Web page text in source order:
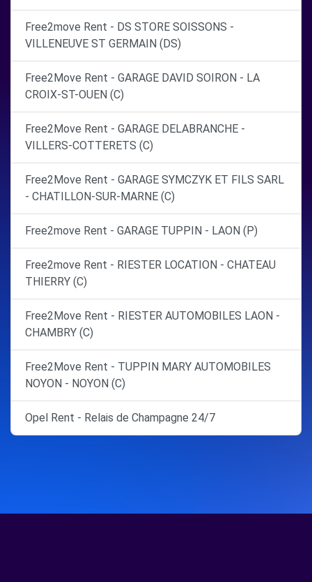
Free2move Rent - DS STORE SOISSONS -
VILLENEUVE ST GERMAIN (DS)
Free2Move Rent - GARAGE DAVID SOIRON - LA
CROIX-ST-OUEN (C)
Free2Move Rent - GARAGE DELABRANCHE -
VILLERS-COTTERETS (C)
Free2Move Rent - GARAGE SYMCZYK ET FILS SARL
- CHATILLON-SUR-MARNE (C)
Free2move Rent - GARAGE TUPPIN - LAON (P)
Free2move Rent - RIESTER LOCATION - CHATEAU
THIERRY (C)
Free2Move Rent - RIESTER AUTOMOBILES LAON -
CHAMBRY (C)
Free2Move Rent - TUPPIN MARY AUTOMOBILES
NOYON - NOYON (C)
Opel Rent - Relais de Champagne 24/7